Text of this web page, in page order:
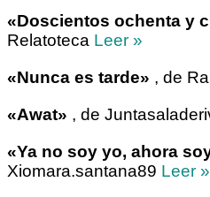
«Doscientos ochenta y
Relatoteca Leer »
«Nunca es tarde» , de
«Awat» , de
«Ya no soy yo, ahora
Xiomara.santana89 Leer »